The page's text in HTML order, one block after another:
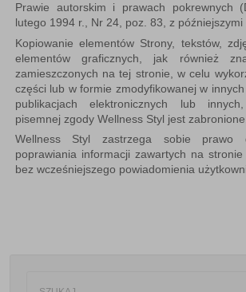
Prawie autorskim i prawach pokrewnych
lutego 1994 r., Nr 24, poz. 83, z późniejszymi
Kopiowanie elementów Strony, tekstów,
elementów graficznych, jak również
zamieszczonych na tej stronie, w celu
części lub w formie zmodyfikowanej w
publikacjach elektronicznych lub
pisemnej zgody Wellness Styl jest zabronione.
Wellness Styl zastrzega sobie prawo
poprawiania informacji zawartych na
bez wcześniejszego powiadomienia